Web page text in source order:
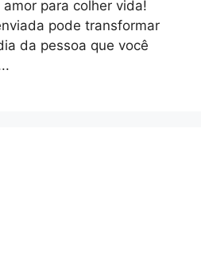
para colher vida!
pode transformar
da pessoa que você